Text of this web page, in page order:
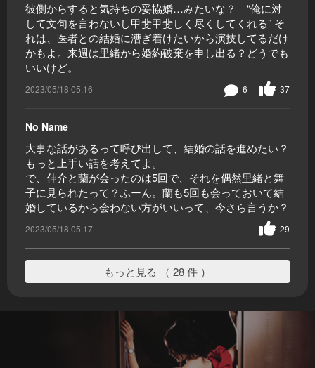
彼側からすると気持ちの妥協婚…みたいな？ “俺に対
して文句を言わないし甲斐甲斐しく尽くしてくれる” そ
れは、医者との結婚に漕ぎ着けたいから演技してるだけ
かもよ。来週は里緒から婚約破棄を申し出る？どうでも
いいけど。
2023/05/18 05:16 37
6
No Name
大事な話があるって呼び出して、結婚の話を進めたい？
もっと上手い話を考えてよ。
で、伸介と蘭が会ったのは5回で、それを偶然里緒と舞
子に見られたって？ふーん。蘭も5回も会っておいて結
婚しているから会わない方がいいって、今さら言うか？
2023/05/18 05:17 29
もっと見る （ 28 件 ）